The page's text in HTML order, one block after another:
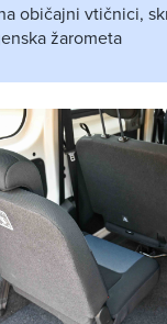
običajni vtičnici,
žarometa